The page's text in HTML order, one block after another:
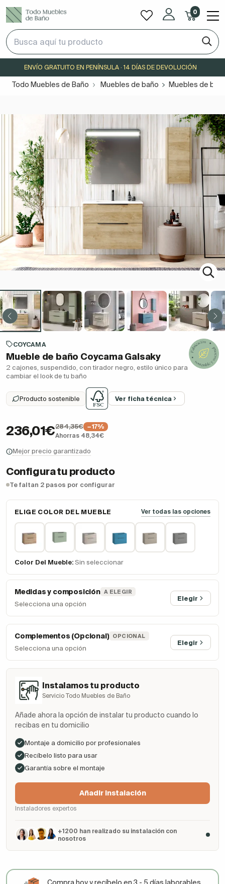
0
ENVÍO GRATUITO EN PENÍNSULA · 14 DÍAS DE DEVOLUCIÓN
Todo Muebles de Baño Muebles de baño Muebles de
COYCAMA
Mueble de baño Coycama Galsaky
2 cajones, suspendido, con tirador negro, estilo único para
cambiar el look de tu baño
Producto sostenible Ver ficha técnica
236,01€284,35€
−17%
Ahorras 48,34€
Mejor precio garantizado
Configura tu producto
Te faltan 2 pasos por configurar
ELIGE COLOR DEL MUEBLE Ver todas las opciones
Color Del Mueble: Sin seleccionar
Medidas y composición A ELEGIR
Selecciona una opción
Elegir
Complementos (Opcional) OPCIONAL
Selecciona una opción
Elegir
Instalamos tu producto
Servicio Todo Muebles de Baño
Añade ahora la opción de instalar tu producto cuando lo
recibas en tu domicilio
Montaje a domicilio por profesionales
Recíbelo listo para usar
Garantía sobre el montaje
Añadir Instalación
Instaladores expertos
+1200 han realizado su instalación con
nosotros